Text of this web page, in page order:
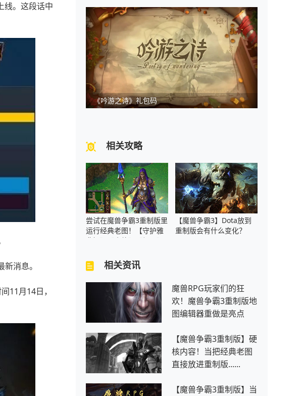
线。这段话中
消息。
11月14日，
《吟游之诗》礼包码
相关攻略
尝试在魔兽争霸3重制版里
运行经典老图！【守护雅
典娜】【小偷】【绿圈】
【魔兽争霸3】Dota放到
重制版会有什么变化？
相关资讯
魔兽RPG玩家们的狂
欢！魔兽争霸3重制版地
图编辑器重做是亮点
【魔兽争霸3重制版】硬
核内容！当把经典老图
直接放进重制版......
【魔兽争霸3重制版】当